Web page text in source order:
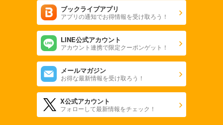
ブックライブアプリ
アプリの通知でお得情報を受け取ろう！
LINE公式アカウント
アカウント連携で限定クーポンゲット！
メールマガジン
お得な最新情報を受け取ろう！
X公式アカウント
フォローして最新情報をチェック！